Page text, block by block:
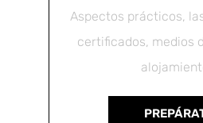
Aspectos prácticos,
certificados, medios